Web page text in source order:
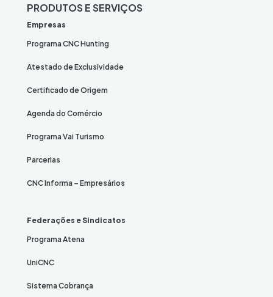
PRODUTOS E SERVIÇOS
Empresas
Programa CNC Hunting
Atestado de Exclusividade
Certificado de Origem
Agenda do Comércio
Programa Vai Turismo
Parcerias
CNC Informa – Empresários
Federações e Sindicatos
Programa Atena
UniCNC
Sistema Cobrança